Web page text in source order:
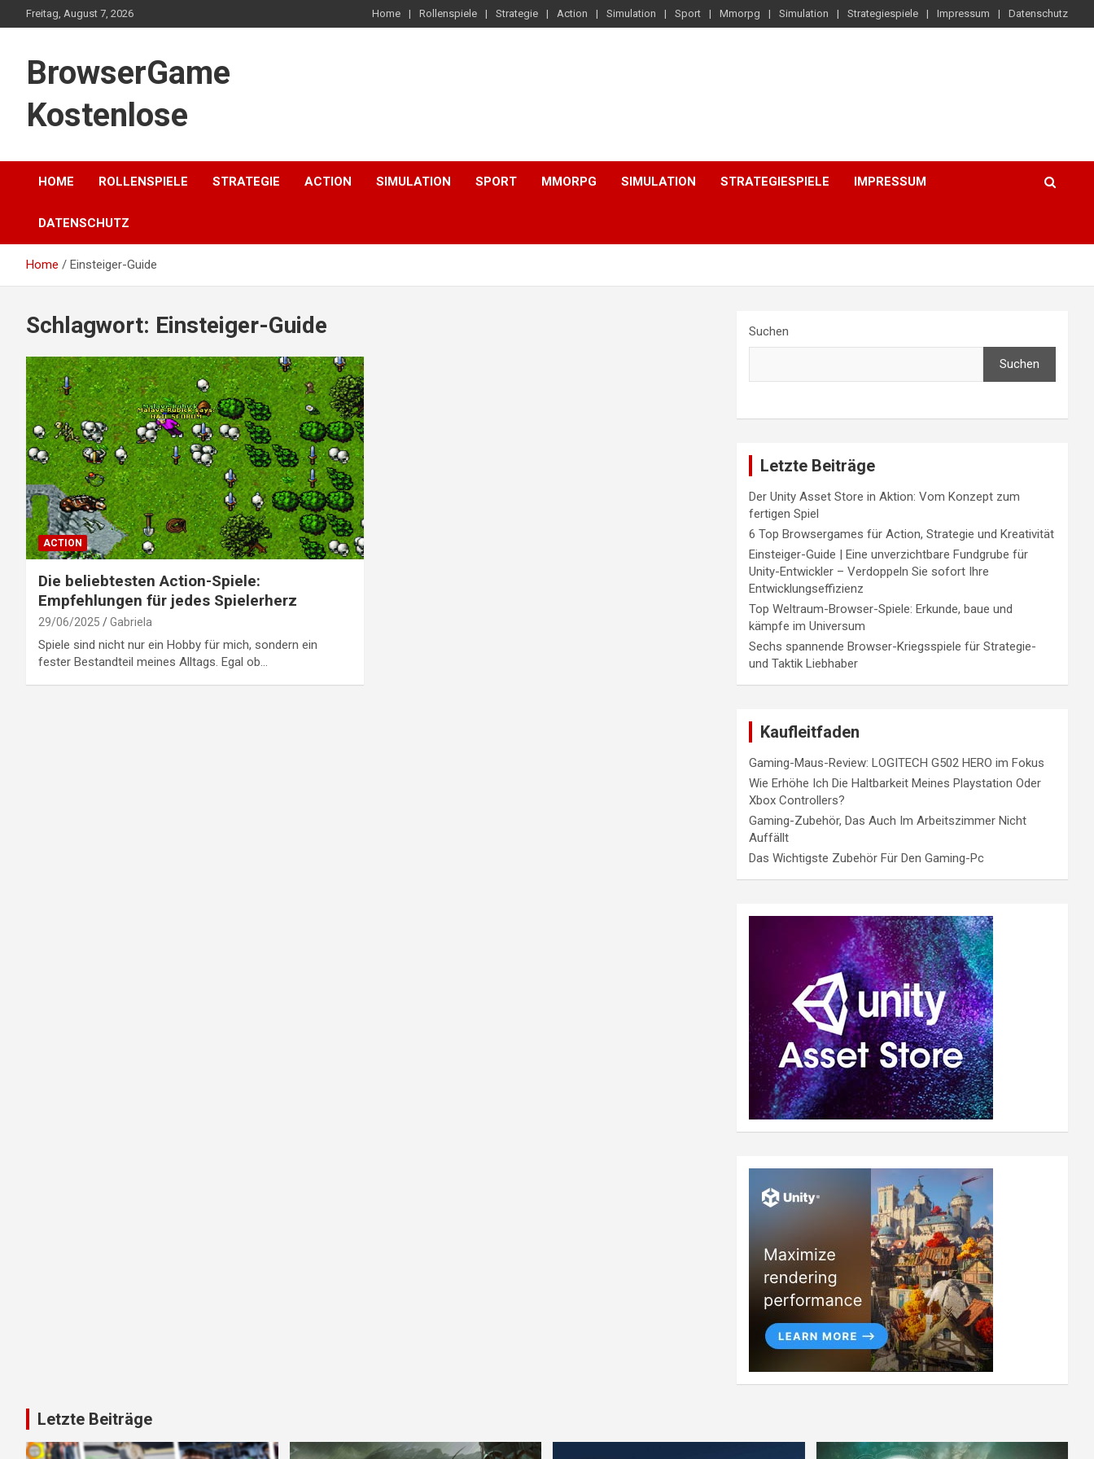
to
Freitag, August 7, 2026 Home Rollenspiele Strategie Action Simulation Sport Mmorpg Simulation Strategiespiele Impressum Datenschutz
BrowserGame
Kostenlose
HOME ROLLENSPIELE STRATEGIE ACTION SIMULATION SPORT MMORPG SIMULATION STRATEGIESPIELE IMPRESSUM
DATENSCHUTZ
Home Einsteiger-Guide
Schlagwort: Einsteiger-Guide
ACTION
Die beliebtesten Action-Spiele:
Empfehlungen für jedes Spielerherz
29/06/2025 Gabriela
Spiele sind nicht nur ein Hobby für mich, sondern ein
fester Bestandteil meines Alltags. Egal ob…
Suchen
Suchen
Letzte Beiträge
Der Unity Asset Store in Aktion: Vom Konzept zum
fertigen Spiel
6 Top Browsergames für Action, Strategie und Kreativität
Einsteiger-Guide | Eine unverzichtbare Fundgrube für
Unity-Entwickler – Verdoppeln Sie sofort Ihre
Entwicklungseffizienz
Top Weltraum-Browser-Spiele: Erkunde, baue und
kämpfe im Universum
Sechs spannende Browser-Kriegsspiele für Strategie-
und Taktik Liebhaber
Kaufleitfaden
Gaming-Maus-Review: LOGITECH G502 HERO im Fokus
Wie Erhöhe Ich Die Haltbarkeit Meines Playstation Oder
Xbox Controllers?
Gaming-Zubehör, Das Auch Im Arbeitszimmer Nicht
Auffällt
Das Wichtigste Zubehör Für Den Gaming-Pc
Letzte Beiträge